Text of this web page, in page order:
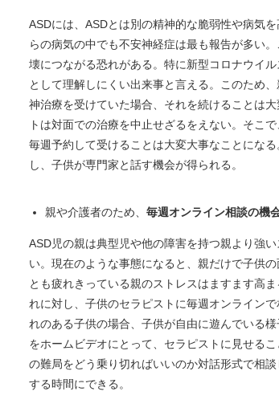
ASDには、ASDとは別の精神的な脆弱性や病気
らの病気の中でも不安神経症は最も報告が多い
壊につながる恐れがある。特に新型コロナウイ
として理解しにくい出来事と言える。このため
神治療を受けていた場合、それを続けることは
トは対面での治療を中止せざるをえない。そこ
毎週予約して受けることは大変大事なことにな
し、子供が専門家と話す機会が得られる。
親や介護者のため、 毎週オンライン相談の機
ASD児の親は典型児や他の障害を持つ親より強
い。現在のような事態になると、親だけで子供
とも疲れきっている親のストレスはますます高
れに対し、子供のセラピストに毎週オンライン
れのある子供の場合、子供が自由に遊んでいる
をホームビデオにとって、セラピストに見せる
の難局をどう乗り切ればいいのか対話形式で相
する時間にできる。